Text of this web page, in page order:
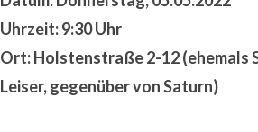
Uhrzeit:9:30 Uhr
Ort:Holstenstraße 2-12 (ehemals
Leiser, gegenüber von Saturn)